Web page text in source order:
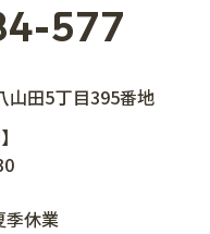
577
山田5丁目395番地
季休業